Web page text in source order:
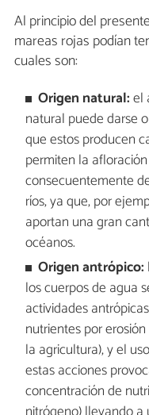
Al principio del
mareas rojas podían
cuales son:
Origen natural:el
natural puede darse
que estos producen
permiten la
consecuentemente
ríos, ya que, por
aportan una gran
océanos.
Origen antrópico:
los cuerpos de agua
actividades
nutrientes por
la agricultura), y el
estas acciones
concentración de